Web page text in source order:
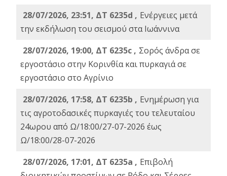
28/07/2026, 23:51, ΔΤ 6235d , Ενέργειες μετά
την εκδήλωση του σεισμού στα Ιωάννινα
28/07/2026, 19:00, ΔΤ 6235c , Σορός άνδρα σε
εργοστάσιο στην Κορινθία και πυρκαγιά σε
εργοστάσιο στο Αγρίνιο
28/07/2026, 17:58, ΔΤ 6235b , Ενημέρωση για
τις αγροτοδασικές πυρκαγιές του τελευταίου
24ωρου από Ω/18:00/27-07-2026 έως
Ω/18:00/28-07-2026
28/07/2026, 17:01, ΔΤ 6235a , Eπιβολή